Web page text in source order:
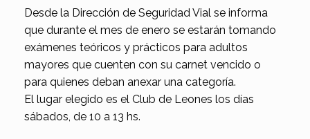
Desde la Dirección de Seguridad Vial se informa
que durante el mes de enero se estarán tomando
exámenes teóricos y prácticos para adultos
mayores que cuenten con su carnet vencido o
para quienes deban anexar una categoría.
El lugar elegido es el Club de Leones los días
sábados, de 10 a 13 hs.